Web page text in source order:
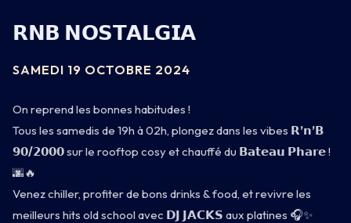
CARNET
BATEAU
CARTE
INFOS
𝗥𝗡𝗕 𝗡𝗢𝗦𝗧𝗔𝗟𝗚𝗜𝗔
SAMEDI 19 OCTOBRE 2024
On reprend les bonnes habitudes !
Tous les samedis de 19h à 02h, plongez dans les vibes 𝗥’𝗻’𝗕
𝟵𝟬/𝟮𝟬𝟬𝟬sur le rooftop cosy et chauffé du 𝗕𝗮𝘁𝗲𝗮𝘂 𝗣𝗵𝗮𝗿𝗲!
🌆🔥
Venez chiller, profiter de bons drinks & food, et revivre les
meilleurs hits old school avec 𝗗𝗝 𝗝𝗔𝗖𝗞𝗦 aux platines 🎧✨